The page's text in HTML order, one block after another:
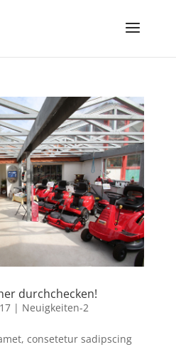
durchchecken!
| Neuigkeiten-2
consetetur sadipscing